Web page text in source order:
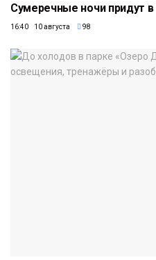
Сумеречные ночи придут в
16:40 10 августа 98